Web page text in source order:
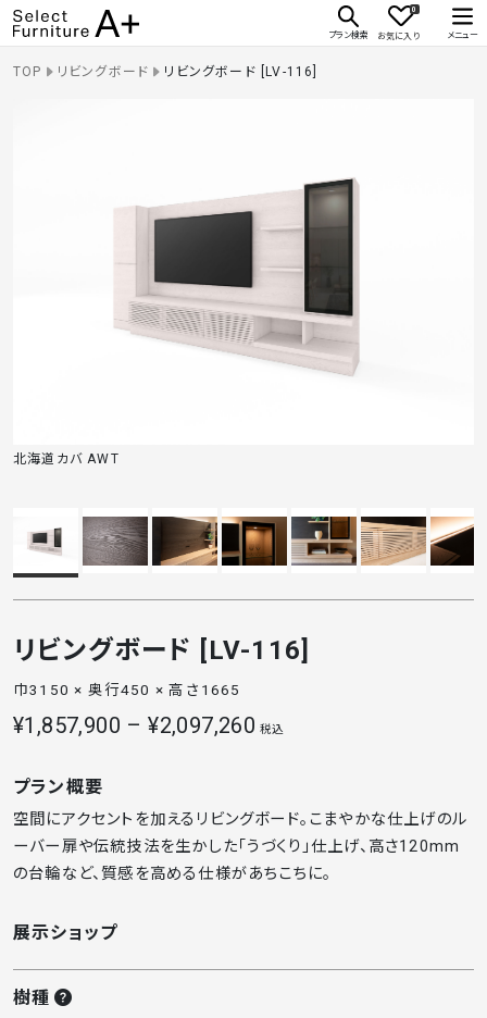
Select Furniture A+
プラン検索 メニュー
0
お気に入り
TOP リビングボード リビングボード [LV-116]
北海道カバ AWT
リビングボード [LV-116]
巾3150 × 奥行450 × 高さ1665
¥1,857,900 – ¥2,097,260 税込
プラン概要
空間にアクセントを加えるリビングボード。こまやかな仕上げのル
ーバー扉や伝統技法を生かした「うづくり」仕上げ、高さ120mm
の台輪など、質感を高める仕様があちこちに。
展示ショップ
樹種